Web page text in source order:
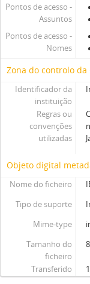
Pontos de acesso -
Assuntos
Pontos de acesso -
Nomes
Zona do controlo da
Identificador da
instituição
Regras ou
convenções
utilizadas
Objeto digital
Nome do ficheiro
Tipo de suporte
Mime-type
Tamanho do
ficheiro
Transferido